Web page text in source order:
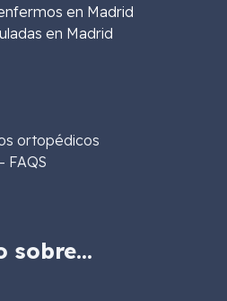
en Madrid
en Madrid
ortopédicos
FAQS
sobre…